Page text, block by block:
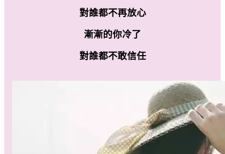
對誰都不再放心
漸漸的你冷了
對誰都不敢信任